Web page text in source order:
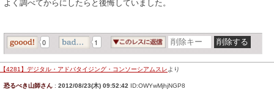
よく調べてからにしたらと後悔していました。
0 1
【4281】デジタル・アドバタイジング・コンソーシアムスレ より
恐るべき山師さん : 2012/08/23(木) 09:52:42 ID:OWYwMjhjNGP8